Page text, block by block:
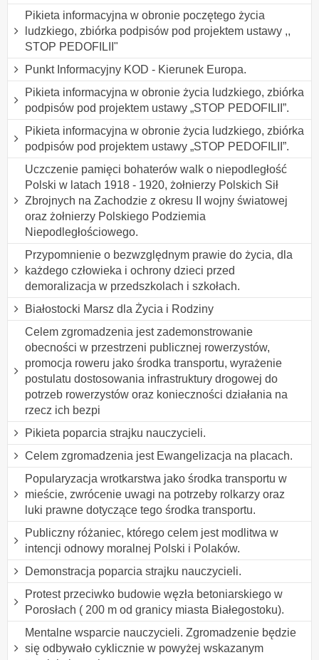
Pikieta informacyjna w obronie poczętego życia
ludzkiego, zbiórka podpisów pod projektem ustawy ,,
STOP PEDOFILII"
Punkt Informacyjny KOD - Kierunek Europa.
Pikieta informacyjna w obronie życia ludzkiego, zbiórka
podpisów pod projektem ustawy „STOP PEDOFILII”.
Pikieta informacyjna w obronie życia ludzkiego, zbiórka
podpisów pod projektem ustawy „STOP PEDOFILII”.
Uczczenie pamięci bohaterów walk o niepodległość
Polski w latach 1918 - 1920, żołnierzy Polskich Sił
Zbrojnych na Zachodzie z okresu II wojny światowej
oraz żołnierzy Polskiego Podziemia
Niepodległościowego.
Przypomnienie o bezwzględnym prawie do życia, dla
każdego człowieka i ochrony dzieci przed
demoralizacja w przedszkolach i szkołach.
Białostocki Marsz dla Życia i Rodziny
Celem zgromadzenia jest zademonstrowanie
obecności w przestrzeni publicznej rowerzystów,
promocja roweru jako środka transportu, wyrażenie
postulatu dostosowania infrastruktury drogowej do
potrzeb rowerzystów oraz konieczności działania na
rzecz ich bezpi
Pikieta poparcia strajku nauczycieli.
Celem zgromadzenia jest Ewangelizacja na placach.
Popularyzacja wrotkarstwa jako środka transportu w
mieście, zwrócenie uwagi na potrzeby rolkarzy oraz
luki prawne dotyczące tego środka transportu.
Publiczny różaniec, którego celem jest modlitwa w
intencji odnowy moralnej Polski i Polaków.
Demonstracja poparcia strajku nauczycieli.
Protest przeciwko budowie węzła betoniarskiego w
Porosłach ( 200 m od granicy miasta Białegostoku).
Mentalne wsparcie nauczycieli. Zgromadzenie będzie
się odbywało cyklicznie w powyżej wskazanym